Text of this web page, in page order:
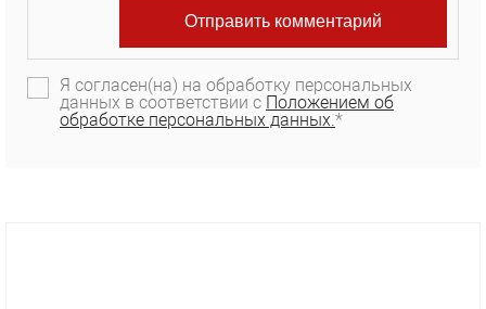
Я согласен(на) на обработку персональных
данных в соответствии с Положением об
обработке персональных данных.*